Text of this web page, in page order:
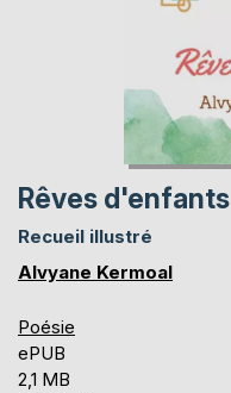
Rêves d'enfants
Recueil illustré
Alvyane Kermoal
Poésie
ePUB
2,1 MB